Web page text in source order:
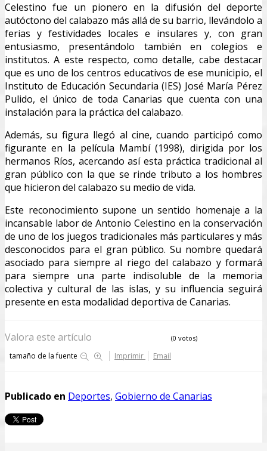
Celestino fue un pionero en la difusión del deporte
autóctono del calabazo más allá de su barrio, llevándolo a
ferias y festividades locales e insulares y, con gran
entusiasmo, presentándolo también en colegios e
institutos. A este respecto, como detalle, cabe destacar
que es uno de los centros educativos de ese municipio, el
Instituto de Educación Secundaria (IES) José María Pérez
Pulido, el único de toda Canarias que cuenta con una
instalación para la práctica del calabazo.
Además, su figura llegó al cine, cuando participó como
figurante en la película Mambí (1998), dirigida por los
hermanos Ríos, acercando así esta práctica tradicional al
gran público con la que se rinde tributo a los hombres
que hicieron del calabazo su medio de vida.
Este reconocimiento supone un sentido homenaje a la
incansable labor de Antonio Celestino en la conservación
de uno de los juegos tradicionales más particulares y más
desconocidos para el gran público. Su nombre quedará
asociado para siempre al riego del calabazo y formará
para siempre una parte indisoluble de la memoria
colectiva y cultural de las islas, y su influencia seguirá
presente en esta modalidad deportiva de Canarias.
Valora este artículo (0 votos)
tamaño de la fuente Imprimir Email
Publicado en Deportes, Gobierno de Canarias